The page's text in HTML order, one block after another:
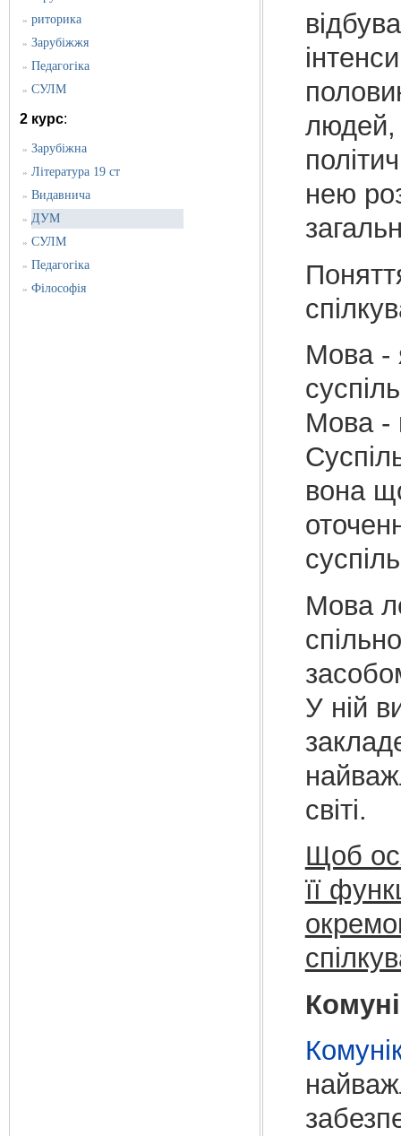
» риторика
» Зарубіжжя
» Педагогіка
» СУЛМ
2 курс:
» Зарубіжна
» Література 19 ст
» Видавнича
» ДУМ
» СУЛМ
» Педагогіка
» Філософія
людей,
нею
Мова -
Мова -
вона
Мова
У ній
світі.
Щоб
її